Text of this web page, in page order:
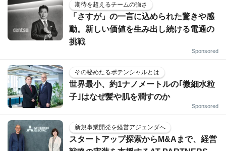
期待を超えるチームの強さ
「さすが」の一言に込められた驚きや感
動。新しい価値を生み出し続ける電通の
挑戦
Sponsored
その秘めたるポテンシャルとは
世界最小、約1ナノメートルの｢微細水粒
子｣はなぜ髪や肌を潤すのか
Sponsored
新規事業開発を経営アジェンダへ
スタートアップ探索からM&Aまで、経営